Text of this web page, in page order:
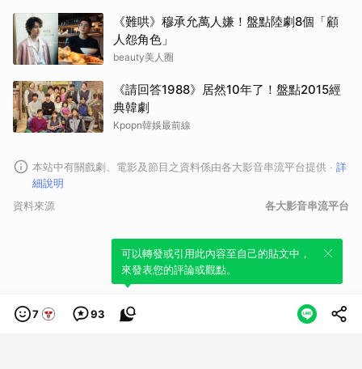
《難哄》穆承允萬人嫌！盤點陸劇8個「顧
人怨角色」
beauty美人圈
《請回答1988》居然10年了！盤點2015經
典韓劇
Kpopn韓娛最前線
本站中有關戲劇、電影及節目之資料係由各大影音串流平台提供 ∙ 詳
細說明
資料來源
各大影音串流平台
7 93
可以轉發或引用此內容至自己的貼文中，
來發表您的評論或觀點。